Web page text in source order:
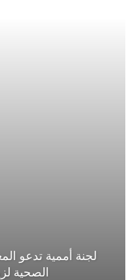
لجنة أممية تدعو
الصحية